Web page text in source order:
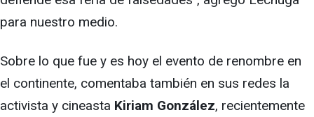
para nuestro medio.
Sobre lo que fue y es hoy el evento de renombre en
el continente, comentaba también en sus redes la
activista y cineasta Kiriam González, recientemente